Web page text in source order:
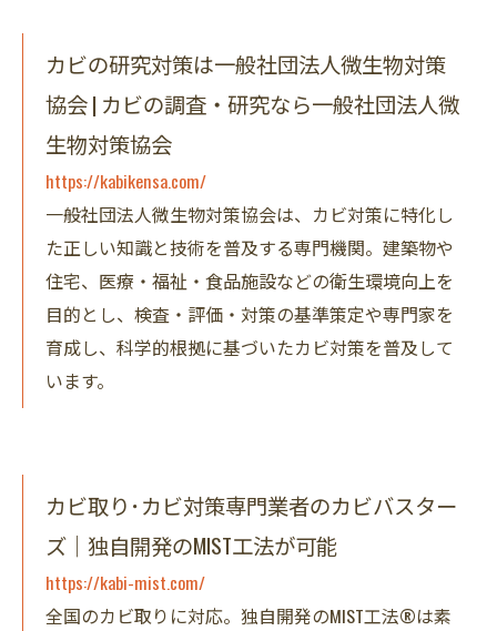
カビの研究対策は一般社団法人微生物対策
協会 | カビの調査・研究なら一般社団法人微
生物対策協会
https://kabikensa.com/
一般社団法人微生物対策協会は、カビ対策に特化し
た正しい知識と技術を普及する専門機関。建築物や
住宅、医療・福祉・食品施設などの衛生環境向上を
目的とし、検査・評価・対策の基準策定や専門家を
育成し、科学的根拠に基づいたカビ対策を普及して
います。
カビ取り･カビ対策専門業者のカビバスター
ズ｜独自開発のMIST工法が可能
https://kabi-mist.com/
全国のカビ取りに対応。独自開発のMIST工法®は素